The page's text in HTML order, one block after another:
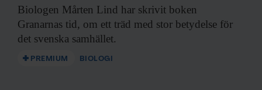
Biologen Mårten Lind har skrivit boken
Granarnas tid, om ett träd med stor betydelse för
det svenska samhället.
PREMIUM BIOLOGI